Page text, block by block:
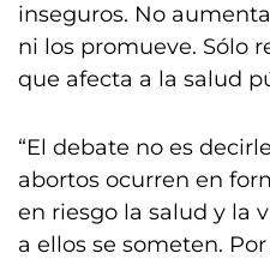
inseguros. No
ni los promueve. Sólo
que afecta a la salud
“El debate no es
abortos ocurren en
en riesgo la salud y la
a ellos se someten.